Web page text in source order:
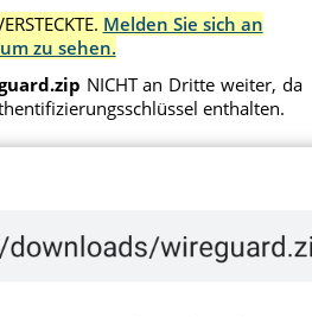
Melden Sie sich an
zu sehen.
NICHT an Dritte weiter, da
enthalten.